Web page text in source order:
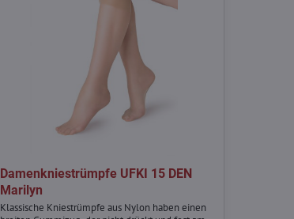
Damenkniestrümpfe UFKI 15 DEN
Marilyn
Klassische Kniestrümpfe aus Nylon haben einen